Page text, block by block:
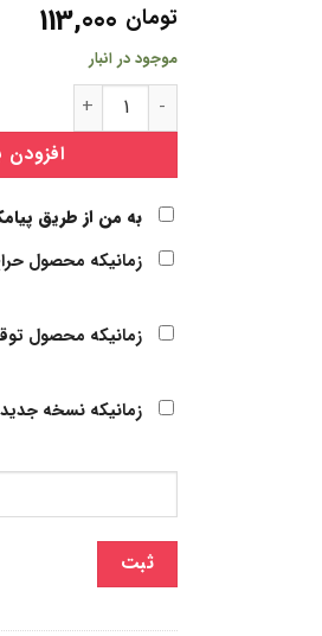
تومان
موجود در انبار
روکش حرارتی سایز 18 مشکی عدد
به من از طریق
زمانیکه محصول
زمانیکه محصول
زمانیکه نسخه
ثبت